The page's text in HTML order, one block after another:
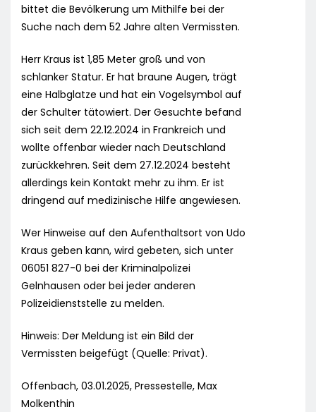
bittet die Bevölkerung um Mithilfe bei der
Suche nach dem 52 Jahre alten Vermissten.
Herr Kraus ist 1,85 Meter groß und von
schlanker Statur. Er hat braune Augen, trägt
eine Halbglatze und hat ein Vogelsymbol auf
der Schulter tätowiert. Der Gesuchte befand
sich seit dem 22.12.2024 in Frankreich und
wollte offenbar wieder nach Deutschland
zurückkehren. Seit dem 27.12.2024 besteht
allerdings kein Kontakt mehr zu ihm. Er ist
dringend auf medizinische Hilfe angewiesen.
Wer Hinweise auf den Aufenthaltsort von Udo
Kraus geben kann, wird gebeten, sich unter
06051 827-0 bei der Kriminalpolizei
Gelnhausen oder bei jeder anderen
Polizeidienststelle zu melden.
Hinweis: Der Meldung ist ein Bild der
Vermissten beigefügt (Quelle: Privat).
Offenbach, 03.01.2025, Pressestelle, Max
Molkenthin